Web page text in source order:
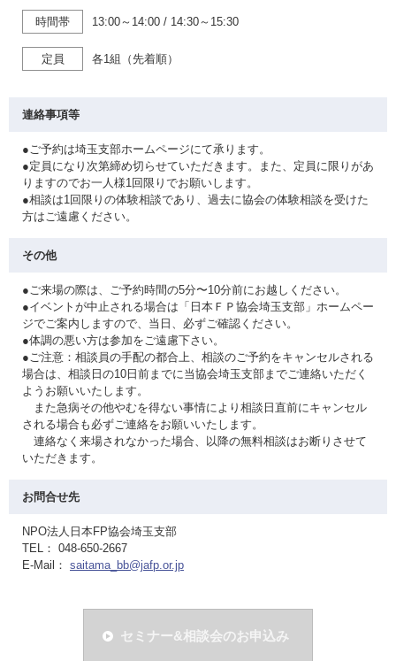
時間帯 13:00～14:00 / 14:30～15:30
定員 各1組（先着順）
連絡事項等
●ご予約は埼玉支部ホームページにて承ります。
●定員になり次第締め切らせていただきます。また、定員に限りがあ
りますのでお一人様1回限りでお願いします。
●相談は1回限りの体験相談であり、過去に協会の体験相談を受けた
方はご遠慮ください。
その他
●ご来場の際は、ご予約時間の5分〜10分前にお越しください。
●イベントが中止される場合は「日本ＦＰ協会埼玉支部」ホームペー
ジでご案内しますので、当日、必ずご確認ください。
●体調の悪い方は参加をご遠慮下さい。
●ご注意：相談員の手配の都合上、相談のご予約をキャンセルされる
場合は、相談日の10日前までに当協会埼玉支部までご連絡いただく
ようお願いいたします。
また急病その他やむを得ない事情により相談日直前にキャンセル
される場合も必ずご連絡をお願いいたします。
連絡なく来場されなかった場合、以降の無料相談はお断りさせて
いただきます。
お問合せ先
NPO法人日本FP協会埼玉支部
TEL： 048-650-2667
E-Mail： saitama_bb@jafp.or.jp
セミナー&相談会のお申込み